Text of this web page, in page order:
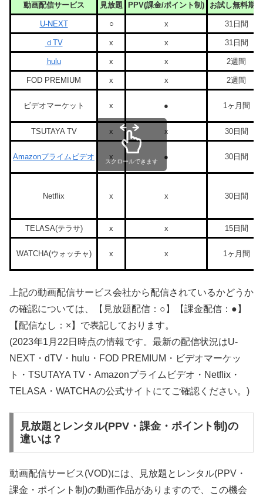
動画配信サービス 見放題 PPV(課金/ポイント制) お試し無料期間
U-NEXT ○ x 31日間
ｄTV x x 31日間
hulu x x 2週間
FOD PREMIUM x x 2週間
ビデオマーケット x ● 1ヶ月間
TSUTAYA TV x x 30日間
Amazonプライムビデオ x ● 30日間
Netflix x x 30日間
TELASA(テラサ) x x 15日間
WATCHA(ウォッチャ) x x 1ヶ月間
スクロールできます
上記の動画配信サービス会社から配信されているかどうか
の確認については、【見放題配信：○】【課金配信：●】
【配信なし：×】で表記しております。
(2023年1月22日時点の情報です。最新の配信状況はU-
NEXT・dTV・hulu・FOD PREMIUM・ビデオマーケッ
ト・TSUTAYA TV・Amazonプライムビデオ・Netflix・
TELASA・WATCHAの公式サイトにてご確認ください。)
見放題とレンタル(PPV・課金・ポイント制)の
違いは？
動画配信サービス(VOD)には、見放題とレンタル(PPV・
課金・ポイント制)の動画作品がありますので、この機会